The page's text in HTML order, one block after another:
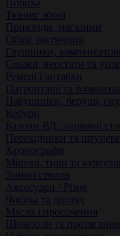
Пороха
Тюнінг зброї
Приклади, магазини
Обвіс тактичний
Глушники,
Сошки, верстати та
Ремені і антабки
Патронташі та
Навушники, беруші,
Кобури
Балони ВД, заправні
Перехідники та штуцери
Хронографи
Мішені, тири та
Змінні стволи
Аксесуари / Різне
Чистка та догляд
Масла і просочення
Шомполи та протягання